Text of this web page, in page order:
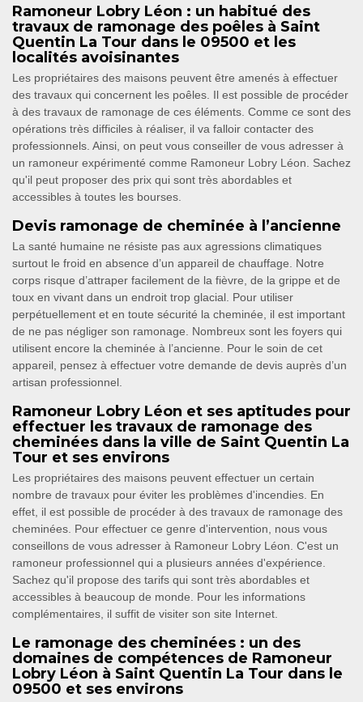
Ramoneur Lobry Léon : un habitué des
travaux de ramonage des poêles à Saint
Quentin La Tour dans le 09500 et les
localités avoisinantes
Les propriétaires des maisons peuvent être amenés à effectuer
des travaux qui concernent les poêles. Il est possible de procéder
à des travaux de ramonage de ces éléments. Comme ce sont des
opérations très difficiles à réaliser, il va falloir contacter des
professionnels. Ainsi, on peut vous conseiller de vous adresser à
un ramoneur expérimenté comme Ramoneur Lobry Léon. Sachez
qu'il peut proposer des prix qui sont très abordables et
accessibles à toutes les bourses.
Devis ramonage de cheminée à l’ancienne
La santé humaine ne résiste pas aux agressions climatiques
surtout le froid en absence d’un appareil de chauffage. Notre
corps risque d’attraper facilement de la fièvre, de la grippe et de
toux en vivant dans un endroit trop glacial. Pour utiliser
perpétuellement et en toute sécurité la cheminée, il est important
de ne pas négliger son ramonage. Nombreux sont les foyers qui
utilisent encore la cheminée à l’ancienne. Pour le soin de cet
appareil, pensez à effectuer votre demande de devis auprès d’un
artisan professionnel.
Ramoneur Lobry Léon et ses aptitudes pour
effectuer les travaux de ramonage des
cheminées dans la ville de Saint Quentin La
Tour et ses environs
Les propriétaires des maisons peuvent effectuer un certain
nombre de travaux pour éviter les problèmes d'incendies. En
effet, il est possible de procéder à des travaux de ramonage des
cheminées. Pour effectuer ce genre d'intervention, nous vous
conseillons de vous adresser à Ramoneur Lobry Léon. C'est un
ramoneur professionnel qui a plusieurs années d'expérience.
Sachez qu'il propose des tarifs qui sont très abordables et
accessibles à beaucoup de monde. Pour les informations
complémentaires, il suffit de visiter son site Internet.
Le ramonage des cheminées : un des
domaines de compétences de Ramoneur
Lobry Léon à Saint Quentin La Tour dans le
09500 et ses environs